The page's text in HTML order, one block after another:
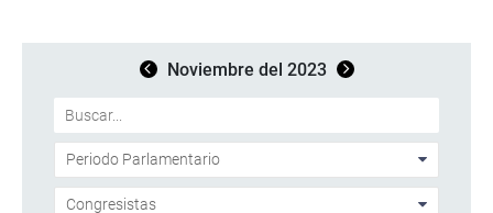
Noviembre del 2023